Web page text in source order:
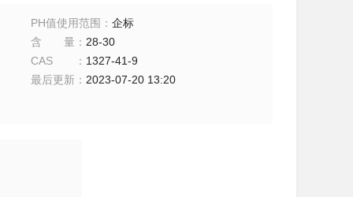
PH值使用范围 ：企标
含量 ： 28-30
CAS
： 1327-41-9
最后更新 ： 2023-07-20 13:20